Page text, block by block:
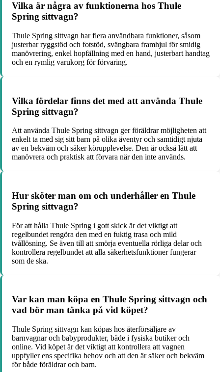
Vilka är några av funktionerna hos Thule
Spring sittvagn?
Thule Spring sittvagn har flera användbara funktioner, såsom
justerbar ryggstöd och fotstöd, svängbara framhjul för smidig
manövrering, enkel hopfällning med en hand, justerbart handtag
och en rymlig varukorg för förvaring.
Vilka fördelar finns det med att använda Thule
Spring sittvagn?
Att använda Thule Spring sittvagn ger föräldrar möjligheten att
enkelt ta med sig sitt barn på olika äventyr och samtidigt njuta
av en bekväm och säker körupplevelse. Den är också lätt att
manövrera och praktisk att förvara när den inte används.
Hur sköter man om och underhåller en Thule
Spring sittvagn?
För att hålla Thule Spring i gott skick är det viktigt att
regelbundet rengöra den med en fuktig trasa och mild
tvållösning. Se även till att smörja eventuella rörliga delar och
kontrollera regelbundet att alla säkerhetsfunktioner fungerar
som de ska.
Var kan man köpa en Thule Spring sittvagn och
vad bör man tänka på vid köpet?
Thule Spring sittvagn kan köpas hos återförsäljare av
barnvagnar och babyprodukter, både i fysiska butiker och
online. Vid köpet är det viktigt att kontrollera att vagnen
uppfyller ens specifika behov och att den är säker och bekväm
för både föräldrar och barn.